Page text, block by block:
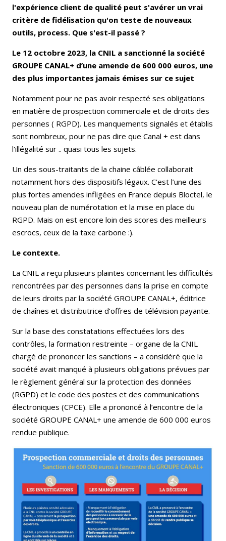
l'expérience client de qualité peut s'avérer un vrai
critère de fidélisation qu'on teste de nouveaux
outils, process. Que s'est-il passé ?
Le 12 octobre 2023, la CNIL a sanctionné la société
GROUPE CANAL+ d’une amende de 600 000 euros, une
des plus importantes jamais émises sur ce sujet
Notamment pour ne pas avoir respecté ses obligations
en matière de prospection commerciale et de droits des
personnes ( RGPD). Les manquements signalés et établis
sont nombreux, pour ne pas dire que Canal + est dans
l'illégalité sur .. quasi tous les sujets.
Un des sous-traitants de la chaine câblée collaborait
notamment hors des dispositifs légaux. C’est l’une des
plus fortes amendes infligées en France depuis Bloctel, le
nouveau plan de numérotation et la mise en place du
RGPD. Mais on est encore loin des scores des meilleurs
escrocs, ceux de la taxe carbone :).
Le contexte.
La CNIL a reçu plusieurs plaintes concernant les difficultés
rencontrées par des personnes dans la prise en compte
de leurs droits par la société GROUPE CANAL+, éditrice
de chaînes et distributrice d’offres de télévision payante.
Sur la base des constatations effectuées lors des
contrôles, la formation restreinte – organe de la CNIL
chargé de prononcer les sanctions – a considéré que la
société avait manqué à plusieurs obligations prévues par
le règlement général sur la protection des données
(RGPD) et le code des postes et des communications
électroniques (CPCE). Elle a prononcé à l’encontre de la
société GROUPE CANAL+ une amende de 600 000 euros
rendue publique.